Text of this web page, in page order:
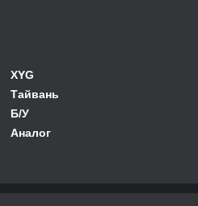
XYG
Тайвань
Б/У
Аналог